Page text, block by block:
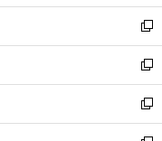
ウ
ィ
ン
ド
ウ
で
開
し
い
ウ
ィ
ン
ド
ウ
新
し
い
ウ
ィ
ン
新
し
い
ウ
新
し